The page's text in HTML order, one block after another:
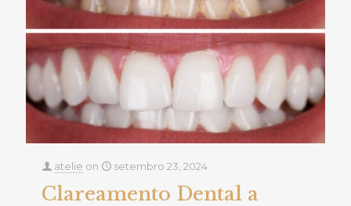
atelie on setembro 23, 2024
Clareamento Dental a